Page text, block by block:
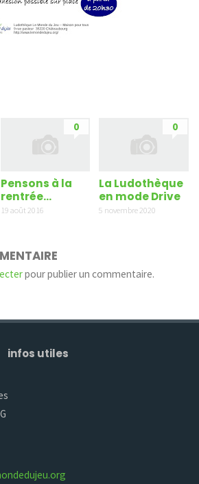
0
Pensons à la
rentrée…
19 août 2016
0
La Ludothèque
en mode Drive
5 novembre 2020
pour publier un commentaire.
infos utiles